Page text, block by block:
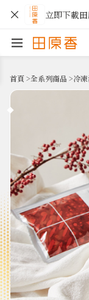
立即下載
首頁>全系列商品 >冷